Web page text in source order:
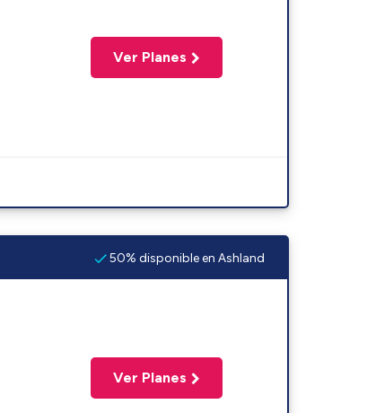
Ver Planes
50% disponible en Ashland
Ver Planes